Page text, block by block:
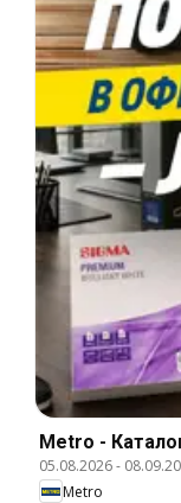
Metro -
05.08.2026-
Metro